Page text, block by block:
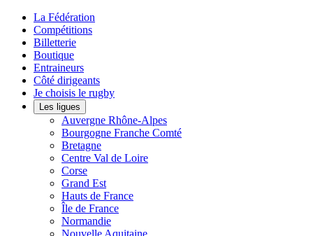
La Fédération
Compétitions
Billetterie
Boutique
Entraineurs
Côté dirigeants
Je choisis le rugby
Les ligues
Auvergne Rhône-Alpes
Bourgogne Franche Comté
Bretagne
Centre Val de Loire
Corse
Grand Est
Hauts de France
Île de France
Normandie
Nouvelle Aquitaine